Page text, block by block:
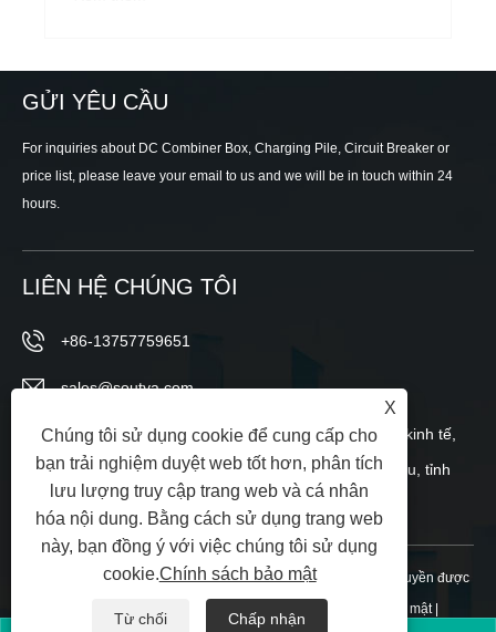
GỬI YÊU CẦU
For inquiries about DC Combiner Box, Charging Pile, Circuit Breaker or
price list, please leave your email to us and we will be in touch within 24
hours.
LIÊN HỆ CHÚNG TÔI
+86-13757759651
sales@soutya.com
Phía đông số 148, đường Wei 12, Khu phát triển kinh tế,
tiểu khu Yanpan, thành phố Nhạc Thanh, Ôn Châu, tỉnh
Chiết Giang, Trung Quốc
Bản quyền © 2025 Chiết Giang Soutya New Energy LLC Mọi quyền được
Chính sách bảo mật|
X
Chúng tôi sử dụng cookie để cung cấp cho
bạn trải nghiệm duyệt web tốt hơn, phân tích
lưu lượng truy cập trang web và cá nhân
hóa nội dung. Bằng cách sử dụng trang web
này, bạn đồng ý với việc chúng tôi sử dụng
cookie.Chính sách bảo mật
Từ chối Chấp nhận